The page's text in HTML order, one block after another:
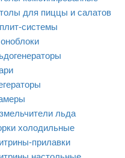
для пиццы и салатов
системы
льда
холодильные
прилавки